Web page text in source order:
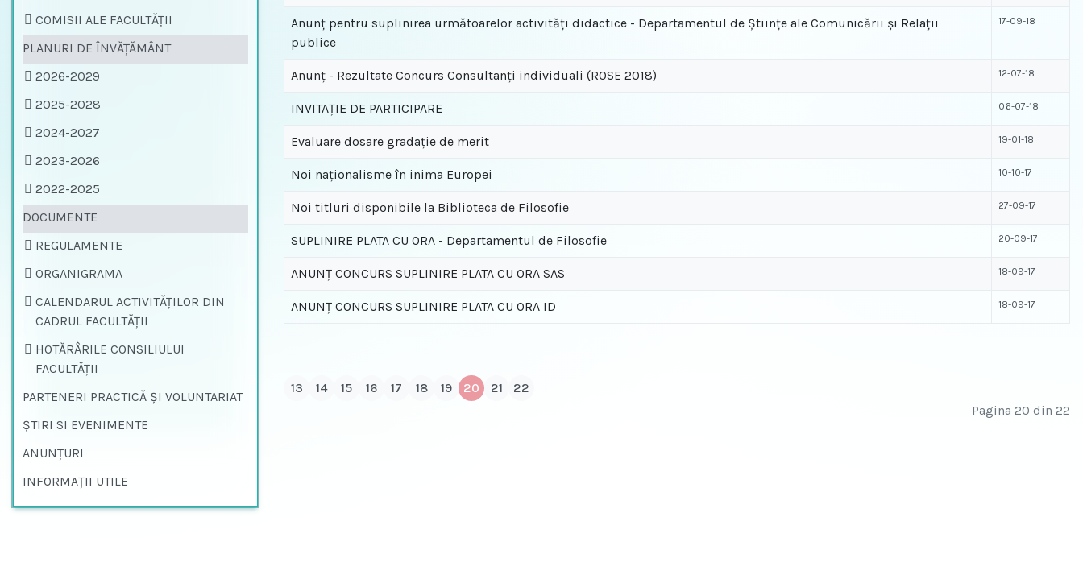
Anunţ pentru suplinirea următoarelor activităţi didactice - Departamentul de Ştiinţe ale Comunicării şi Relaţii
publice
17-09-18
Anunț - Rezultate Concurs Consultanți individuali (ROSE 2018) 12-07-18
INVITAȚIE DE PARTICIPARE 06-07-18
Evaluare dosare gradație de merit 19-01-18
Noi naționalisme în inima Europei 10-10-17
Noi titluri disponibile la Biblioteca de Filosofie 27-09-17
SUPLINIRE PLATA CU ORA - Departamentul de Filosofie 20-09-17
ANUNȚ CONCURS SUPLINIRE PLATA CU ORA SAS 18-09-17
ANUNȚ CONCURS SUPLINIRE PLATA CU ORA ID 18-09-17
13 14 15 16 17 18 19 20 21
22
Pagina 20 din 22
COMISII ALE FACULTĂŢII
PLANURI DE ÎNVĂŢĂMÂNT
2026-2029
2025-2028
2024-2027
2023-2026
2022-2025
DOCUMENTE
REGULAMENTE
ORGANIGRAMA
CALENDARUL ACTIVITĂȚILOR DIN
CADRUL FACULTĂȚII
HOTĂRÂRILE CONSILIULUI
FACULTĂŢII
PARTENERI PRACTICĂ ȘI VOLUNTARIAT
ŞTIRI SI EVENIMENTE
ANUNȚURI
INFORMAŢII UTILE